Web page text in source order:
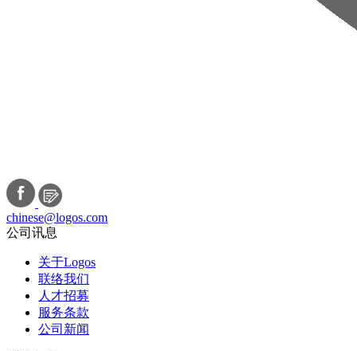
chinese@logos.com
公司讯息
关于Logos
联络我们
人才招募
服务条款
公司新闻